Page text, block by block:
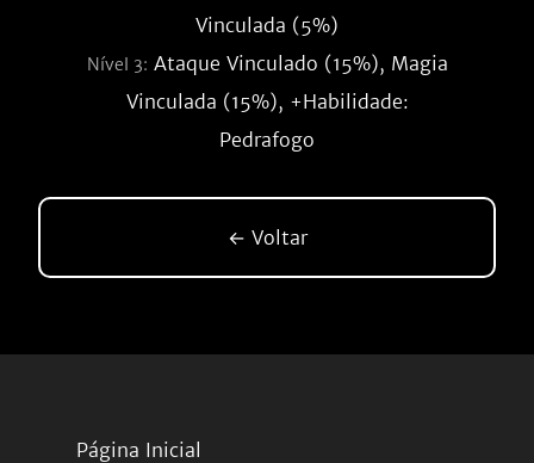
Vinculada (5%)
Nível 3: Ataque Vinculado (15%), Magia
Vinculada (15%), +Habilidade:
Pedrafogo
← Voltar
Página Inicial